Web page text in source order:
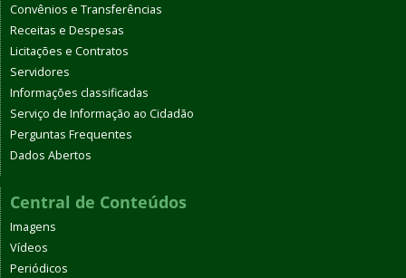
Convênios e Transferências
Receitas e Despesas
Licitações e Contratos
Servidores
Informações classificadas
Serviço de Informação ao Cidadão
Perguntas Frequentes
Dados Abertos
Central de Conteúdos
Imagens
Vídeos
Periódicos